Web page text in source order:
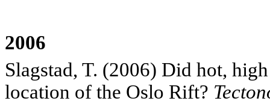
2006
Slagstad, T. (2006) Did hot,
location of the Oslo Rift?